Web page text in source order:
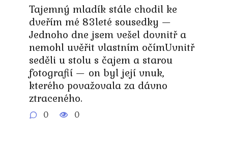
Tajemný mladík stále chodil ke
dveřím mé 83leté sousedky —
Jednoho dne jsem vešel dovnitř a
nemohl uvěřit vlastním očímUvnitř
seděli u stolu s čajem a starou
fotografií — on byl její vnuk,
kterého považovala za dávno
ztraceného.
0 0